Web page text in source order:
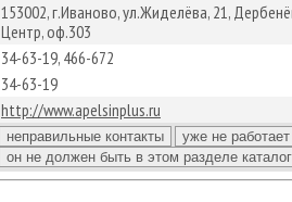
153002, г.Иваново, ул.Жиделёва, 21,
Центр, оф.303
34-63-19, 466-672
34-63-19
http://www.apelsinplus.ru